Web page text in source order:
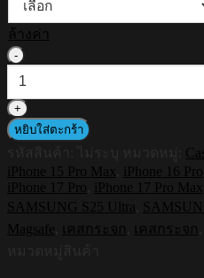
ล้างค่า
SHIELD
Magnetic
Mirror
Case
Mofusand
FS002
เคส
หยิบใส่ตะกร้า
iPhone 15 Pro Max
iPhone 16 Pro
iPhone 17 Pro
iPhone 17 Pro Max
SAMSUNG S25 Ultra
Magsafe
เคสกระจก เคสกระจก